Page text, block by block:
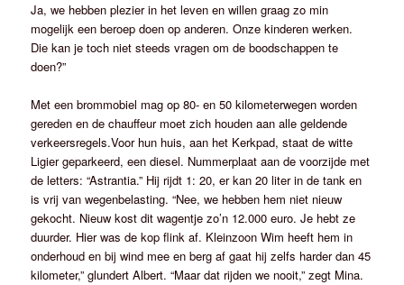
Ja, we hebben plezier in het leven en willen graag zo min
mogelijk een beroep doen op anderen. Onze kinderen werken.
Die kan je toch niet steeds vragen om de boodschappen te
doen?”
Met een brommobiel mag op 80- en 50 kilometerwegen worden
gereden en de chauffeur moet zich houden aan alle geldende
verkeersregels.Voor hun huis, aan het Kerkpad, staat de witte
Ligier geparkeerd, een diesel. Nummerplaat aan de voorzijde met
de letters: “Astrantia.” Hij rijdt 1: 20, er kan 20 liter in de tank en
is vrij van wegenbelasting. “Nee, we hebben hem niet nieuw
gekocht. Nieuw kost dit wagentje zo’n 12.000 euro. Je hebt ze
duurder. Hier was de kop flink af. Kleinzoon Wim heeft hem in
onderhoud en bij wind mee en berg af gaat hij zelfs harder dan 45
kilometer,” glundert Albert. “Maar dat rijden we nooit,” zegt Mina.